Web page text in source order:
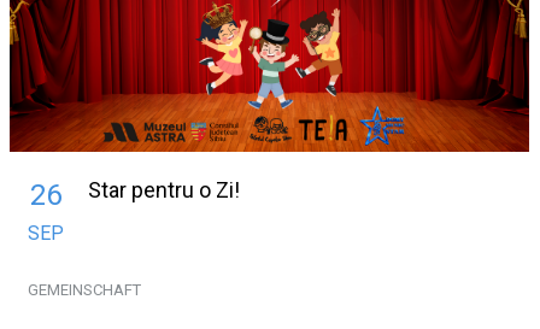
26
SEP
Star pentru o Zi!
GEMEINSCHAFT